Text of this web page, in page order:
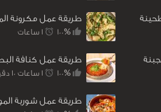
طريقة عمل مكرونة
100% 1 ساعات
طريقة عمل كنافة
100% 1 ساعات 10 ‎دقيقة
طريقة عمل شوربة